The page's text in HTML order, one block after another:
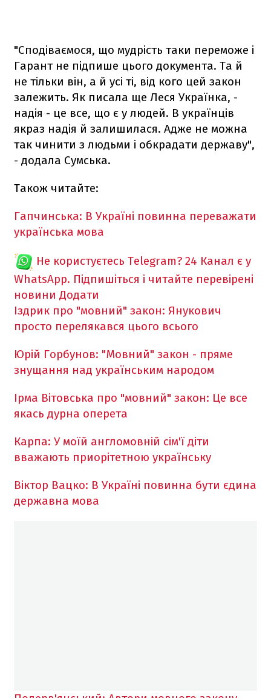
"Сподіваємося, що мудрість таки переможе і
Гарант не підпише цього документа. Та й
не тільки він, а й усі ті, від кого цей закон
залежить. Як писала ще Леся Українка, -
надія - це все, що є у людей. В українців
якраз надія й залишилася. Адже не можна
так чинити з людьми і обкрадати державу",
- додала Сумська.
Також читайте:
Гапчинська: В Україні повинна переважати
українська мова
Не користуєтесь Telegram? 24 Канал є у
WhatsApp. Підпишіться і читайте перевірені
новини Додати
Іздрик про "мовний" закон: Янукович
просто перелякався цього всього
Юрій Горбунов: "Мовний" закон - пряме
знущання над українським народом
Ірма Вітовська про "мовний" закон: Це все
якась дурна оперета
Карпа: У моїй англомовній сім'ї діти
вважають приорітетною українську
Віктор Вацко: В Україні повинна бути єдина
державна мова